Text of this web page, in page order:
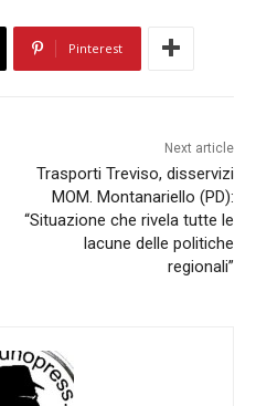
Pinterest
Next article
Trasporti Treviso, disservizi
MOM. Montanariello (PD):
“Situazione che rivela tutte le
lacune delle politiche
regionali”